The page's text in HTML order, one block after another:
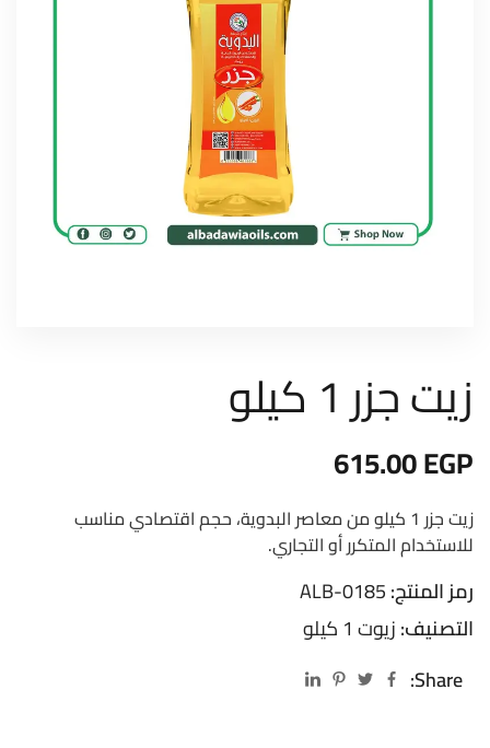
زيت جزر 1 كيلو
615.00EGP
زيت جزر 1 كيلو من معاصر البدوية، حجم اقتصادي مناسب
للاستخدام المتكرر أو التجاري.
رمز المنتج:ALB-0185
التصنيف:زيوت 1 كيلو
Share: